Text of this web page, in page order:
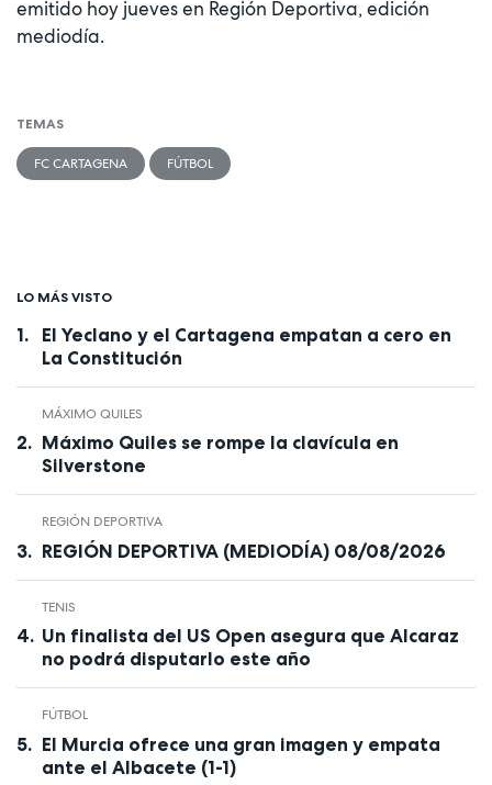
emitido hoy jueves en Región Deportiva, edición
mediodía.
TEMAS
FC CARTAGENA FÚTBOL
LO MÁS VISTO
El Yeclano y el Cartagena empatan a cero en
La Constitución
MÁXIMO QUILES
Máximo Quiles se rompe la clavícula en
Silverstone
REGIÓN DEPORTIVA
REGIÓN DEPORTIVA (MEDIODÍA) 08/08/2026
TENIS
Un finalista del US Open asegura que Alcaraz
no podrá disputarlo este año
FÚTBOL
El Murcia ofrece una gran imagen y empata
ante el Albacete (1-1)